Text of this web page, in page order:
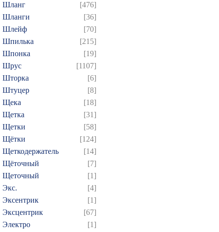
Шланг
[476]
Шланги
[36]
Шлейф
[70]
Шпилька
[215]
Шпонка
[19]
Шрус
[1107]
Шторка
[6]
Штуцер
[8]
Щека
[18]
Щетка
[31]
Щетки
[58]
Щётки
[124]
Щеткодержатель
[14]
Щёточный
[7]
Щеточный
[1]
Экс.
[4]
Эксентрик
[1]
Эксцентрик
[67]
Электро
[1]